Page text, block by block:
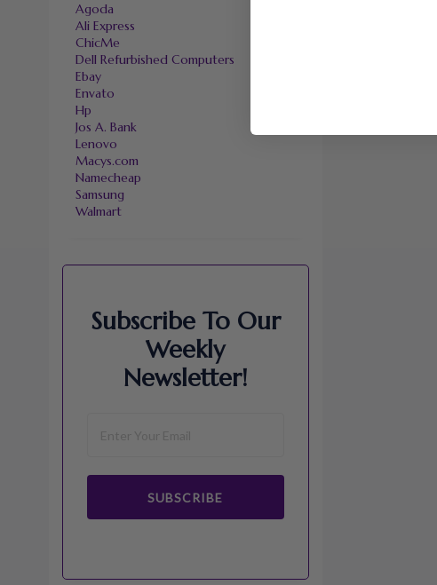
Agoda
Ali Express
ChicMe
Dell Refurbished Computers
Ebay
Envato
Hp
Jos A. Bank
Lenovo
Macys.com
Namecheap
Samsung
Walmart
Subscribe To Our
Weekly
Newsletter!
SUBSCRIBE